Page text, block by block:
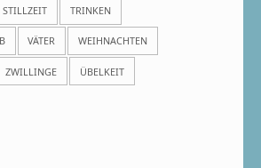
STILLZEIT TRINKEN
VÄTER WEIHNACHTEN
ZWILLINGE ÜBELKEIT